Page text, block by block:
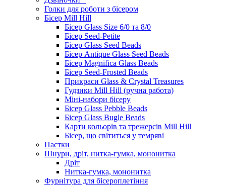
Голки для роботи з бісером
Бісер Mill Hill
Бісер Glass Size 6/0 та 8/0
Бісер Seed-Petite
Бісер Glass Seed Beads
Бісер Antique Glass Seed Beads
Бісер Magnifica Glass Beads
Бісер Seed-Frosted Beads
Прикраси Glass & Crystal Treasures
Гудзики Mill Hill (ручна работа)
Міні-набори бісеру
Бісер Glass Pebble Beads
Бісер Glass Bugle Beads
Карти кольорів та трежерсів Mill Hill
Бісер, що світиться у темряві
Паєтки
Шнури, дріт, нитка-гумка, мононитка
Дріт
Нитка-гумка, мононитка
Фурнітура для бісероплетіння